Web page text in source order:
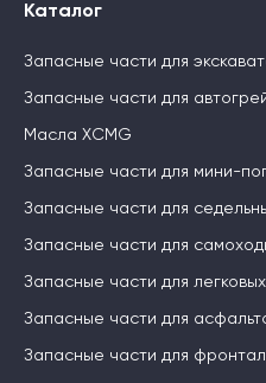
Каталог
Запасные части для
Запасные части для
Масла XCMG
Запасные части для мини-
Запасные части для
Запасные части для
Запасные части для
Запасные части для
Запасные части для